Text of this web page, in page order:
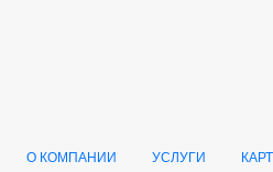
О КОМПАНИИ УСЛУГИ